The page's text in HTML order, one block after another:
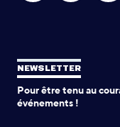
NEWSLETTER
Pour être tenu au
événements !